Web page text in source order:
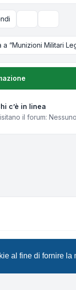
al fine di fornire
a “Munizioni Militari
c’è in linea
il forum:
ItalianaphpBB-Italia.it